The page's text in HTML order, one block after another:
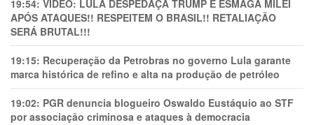
19:54: VÍDEO: LULA DESPEDAÇA TRUMP E ESMAGA MILEI
APÓS ATAQUES!! RESPEITEM O BRASIL!! RETALIAÇÃO
SERÁ BRUTAL!!!
19:15: Recuperação da Petrobras no governo Lula garante
marca histórica de refino e alta na produção de petróleo
19:02: PGR denuncia blogueiro Oswaldo Eustáquio ao STF
por associação criminosa e ataques à democracia